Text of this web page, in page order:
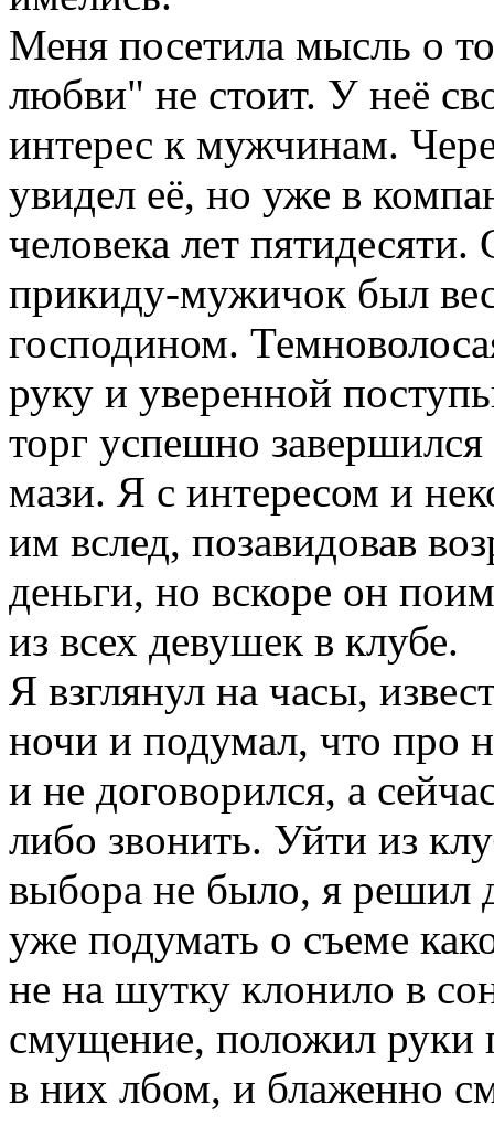
Меня посетила мысль о
любви" не стоит. У неё
интерес к мужчинам.
увидел её, но уже в
человека лет
прикиду-мужичок был
господином.
руку и уверенной
торг успешно
мази. Я с интересом и
им вслед, позавидовав
деньги, но вскоре он
из всех девушек в клубе.
Я взглянул на часы,
ночи и подумал, что про
и не договорился, а
либо звонить. Уйти из
выбора не было, я решил
уже подумать о съеме
не на шутку клонило в
смущение, положил руки
в них лбом, и блаженно